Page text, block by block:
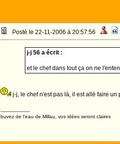
Posté le 22-11-2006 à 20:57:56
j-j 56 a écrit :
et le chef dans tout ça on ne
j-j, le chef n'est pas là, il est allé faire un
--------------------
buvez de l'eau de Millau, vos idées seront claires